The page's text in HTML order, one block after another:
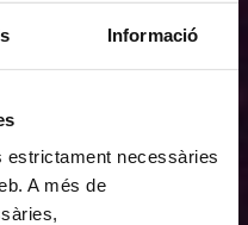
Informació
necessàries
A més de